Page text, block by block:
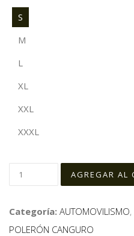
S
M
L
XL
XXL
XXXL
Categoría: AUTOMOVILISMO,
POLERÓN CANGURO